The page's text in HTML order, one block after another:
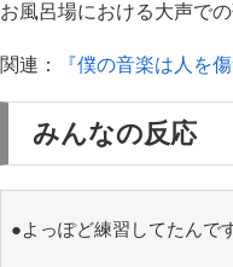
お風呂場における大声で
関連： 『僕の音楽は人を
みんなの反応
●よっぽど練習してたんで